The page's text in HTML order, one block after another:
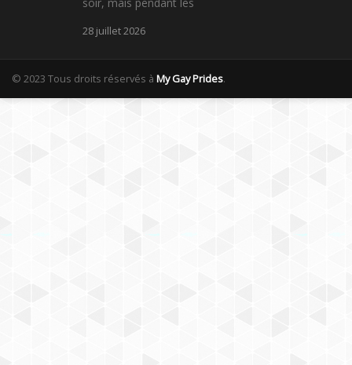
28 juillet 2026
© 2023 Tous droits réservés à My Gay Prides.